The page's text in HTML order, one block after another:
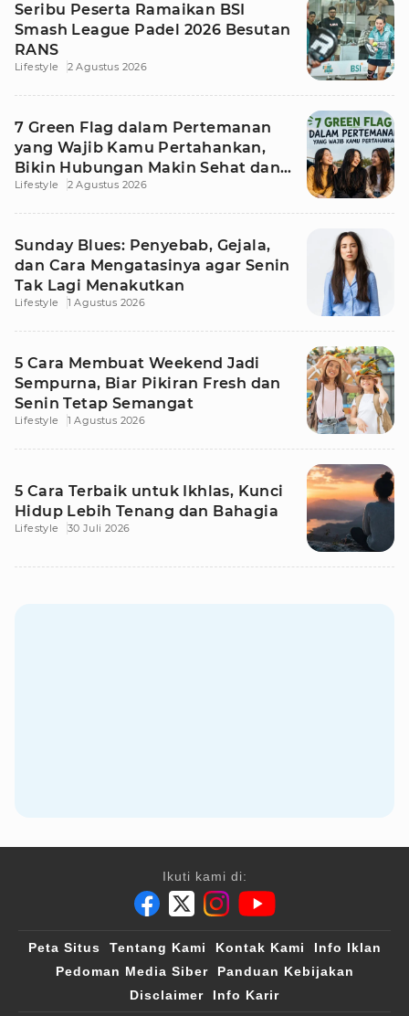
Seribu Peserta Ramaikan BSI
Smash League Padel 2026 Besutan
RANS
Lifestyle 2 Agustus 2026
7 Green Flag dalam Pertemanan
yang Wajib Kamu Pertahankan,
Bikin Hubungan Makin Sehat dan
Awet
Lifestyle 2 Agustus 2026
Sunday Blues: Penyebab, Gejala,
dan Cara Mengatasinya agar Senin
Tak Lagi Menakutkan
Lifestyle 1 Agustus 2026
5 Cara Membuat Weekend Jadi
Sempurna, Biar Pikiran Fresh dan
Senin Tetap Semangat
Lifestyle 1 Agustus 2026
5 Cara Terbaik untuk Ikhlas, Kunci
Hidup Lebih Tenang dan Bahagia
Lifestyle 30 Juli 2026
Ikuti kami di:
Peta Situs Tentang Kami Kontak Kami
Info Iklan
Pedoman Media Siber
Panduan Kebijakan
Disclaimer
Info Karir